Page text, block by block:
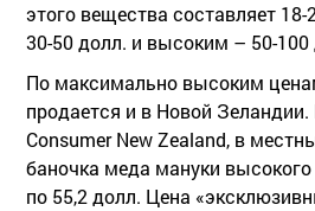
этого вещества составляет
30-50 долл. и высоким – 50-
По максимально высоким
продается и в Новой
Consumer New Zealand, в
баночка меда мануки высокого
по 55,2 долл. Цена